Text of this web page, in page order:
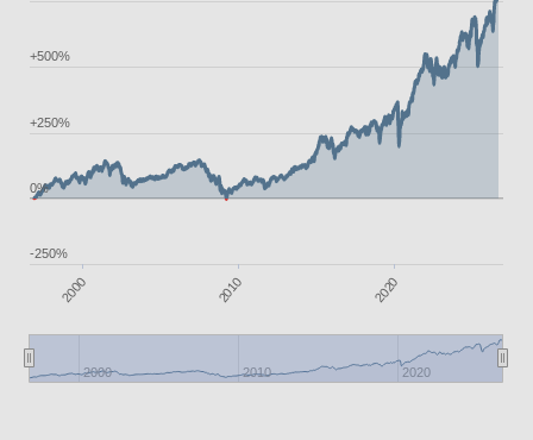
2000 2010 2020
2000 2010 2020
0%
-250%
+250%
+500%